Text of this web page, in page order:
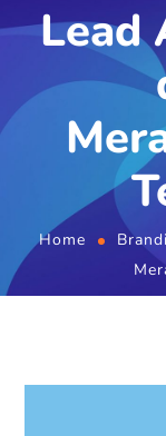
Lead
Home